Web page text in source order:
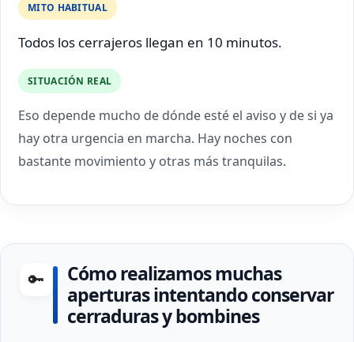
MITO HABITUAL
Todos los cerrajeros llegan en 10 minutos.
SITUACIÓN REAL
Eso depende mucho de dónde esté el aviso y de si ya
hay otra urgencia en marcha. Hay noches con
bastante movimiento y otras más tranquilas.
🔑
Cómo realizamos muchas
aperturas intentando conservar
cerraduras y bombines